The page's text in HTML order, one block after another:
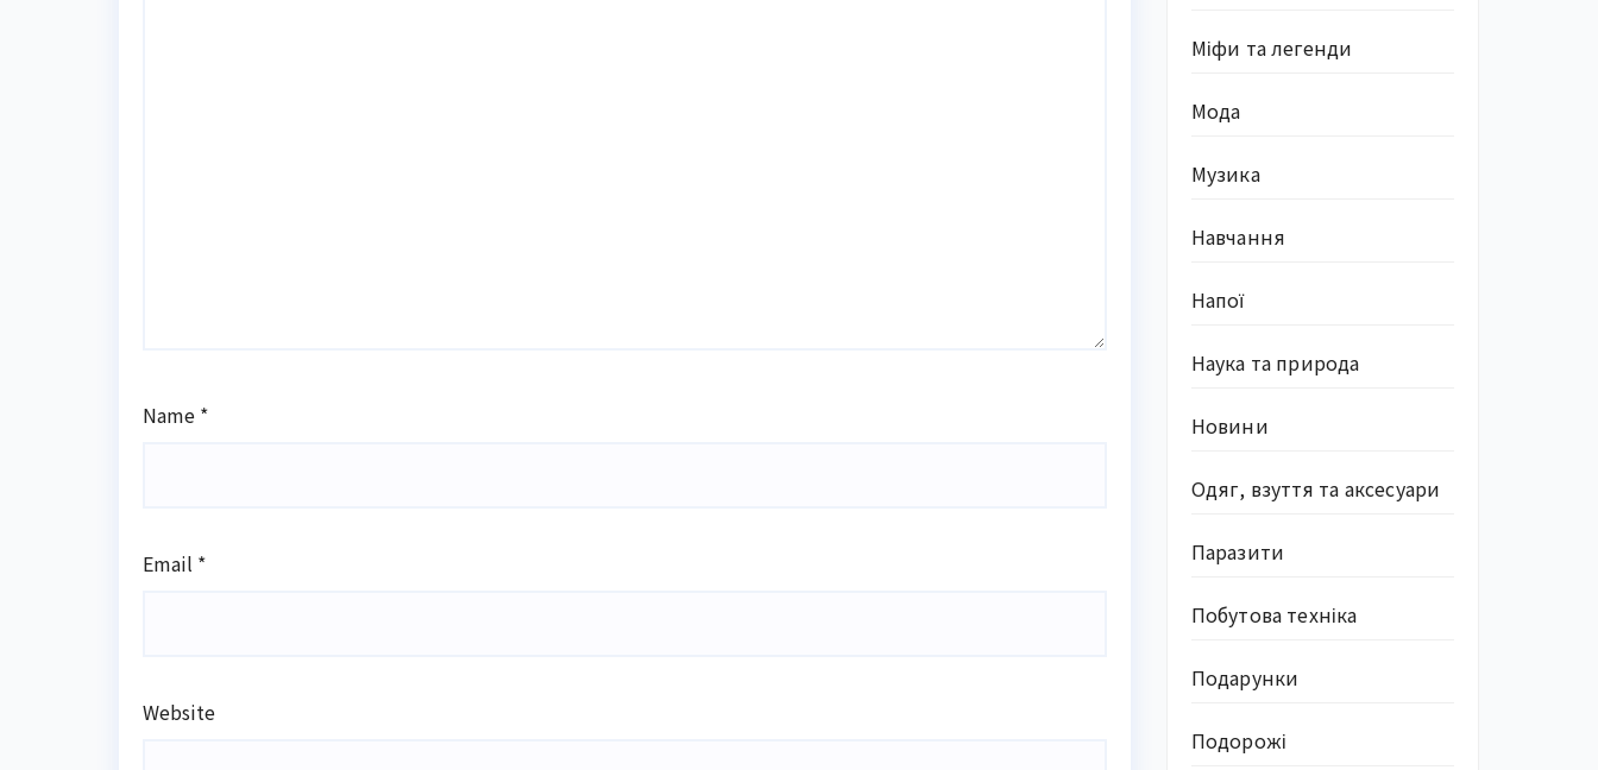
Name *
Email *
Website
Міфи та легенди
Мода
Музика
Навчання
Напої
Наука та природа
Новини
Одяг, взуття та аксесуари
Паразити
Побутова техніка
Подарунки
Подорожі